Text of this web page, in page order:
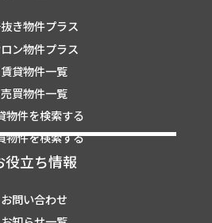
き物件プラス
ン物件プラス
賃貸物件一覧
売買物件一覧
物件を検索する
物件を検索する
役立ち情報
お問い合わせ